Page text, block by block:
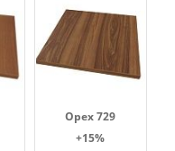
Орех 729
+15%